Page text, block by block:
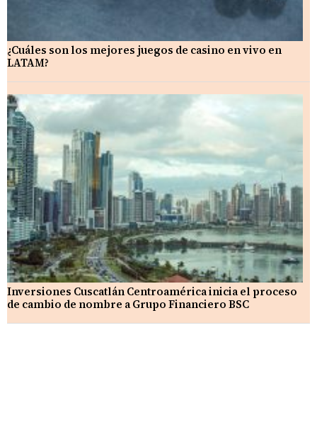
¿Cuáles son los mejores juegos de casino en vivo en
LATAM?
Inversiones Cuscatlán Centroamérica inicia el proceso
de cambio de nombre a Grupo Financiero BSC